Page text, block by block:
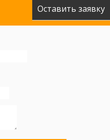
Оставить заявку